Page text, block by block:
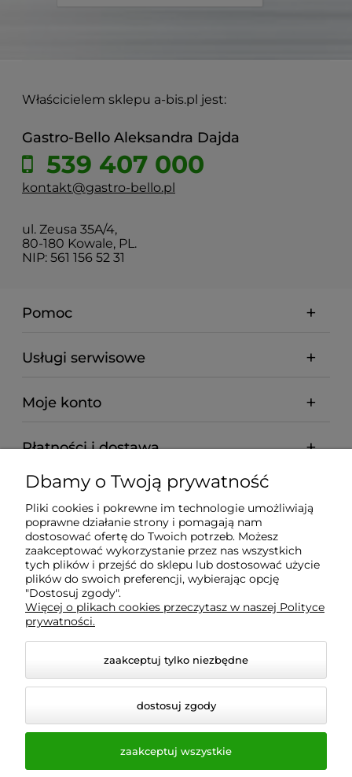
Właścicielem sklepu a-bis.pl jest:
Gastro-Bello Aleksandra Dajda
539 407 000
kontakt@gastro-bello.pl
ul. Zeusa 35A/4,
80-180 Kowale, PL.
NIP: 561 156 52 31
Pomoc
Usługi serwisowe
Moje konto
Płatności i dostawa
Informacje
O nas
Wyposażenie Gastronomii - Projekty Technologiczne -
Sklep Gastronomiczny - Serwis Sprzętu
Gastronomicznego | Gdańsk - Trójmiasto - Pomorskie
Dbamy o Twoją prywatność
Pliki cookies i pokrewne im technologie umożliwiają
poprawne działanie strony i pomagają nam
dostosować ofertę do Twoich potrzeb. Możesz
zaakceptować wykorzystanie przez nas wszystkich
tych plików i przejść do sklepu lub dostosować użycie
plików do swoich preferencji, wybierając opcję
"Dostosuj zgody".
Więcej o plikach cookies przeczytasz w naszej Polityce
prywatności.
zaakceptuj tylko niezbędne
dostosuj zgody
zaakceptuj wszystkie